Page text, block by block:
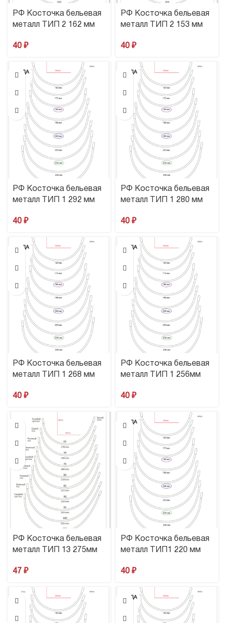
РФ Косточка бельевая
металл ТИП 2 162 мм
40 ₽
РФ Косточка бельевая
металл ТИП 2 153 мм
40 ₽
ПРОДА
НО
РФ Косточка бельевая
металл ТИП 1 292 мм
40 ₽
ПРОДА
НО
РФ Косточка бельевая
металл ТИП 1 280 мм
40 ₽
ПРОДА
НО
РФ Косточка бельевая
металл ТИП 1 268 мм
40 ₽
ПРОДА
НО
РФ Косточка бельевая
металл ТИП 1 256мм
40 ₽
РФ Косточка бельевая
металл ТИП 13 275мм
47 ₽
ПРОДА
НО
РФ Косточка бельевая
металл ТИП1 220 мм
40 ₽
ПРОДА
НО